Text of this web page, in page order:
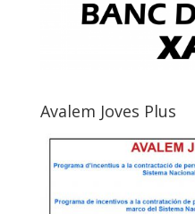
Avalem Joves Plus